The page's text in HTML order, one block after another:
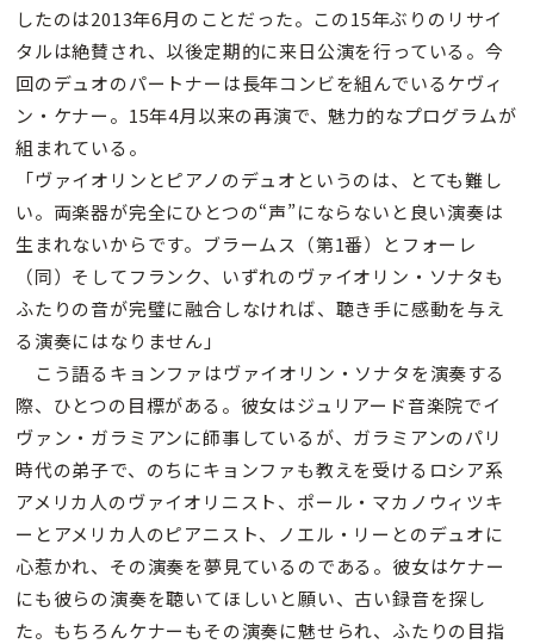
したのは2013年6月のことだった。この15年ぶりのリサイ
タルは絶賛され、以後定期的に来日公演を行っている。今
回のデュオのパートナーは長年コンビを組んでいるケヴィ
ン・ケナー。15年4月以来の再演で、魅力的なプログラムが
組まれている。
「ヴァイオリンとピアノのデュオというのは、とても難し
い。両楽器が完全にひとつの“声”にならないと良い演奏は
生まれないからです。ブラームス（第1番）とフォーレ
（同）そしてフランク、いずれのヴァイオリン・ソナタも
ふたりの音が完璧に融合しなければ、聴き手に感動を与え
る演奏にはなりません」
こう語るキョンファはヴァイオリン・ソナタを演奏する
際、ひとつの目標がある。彼女はジュリアード音楽院でイ
ヴァン・ガラミアンに師事しているが、ガラミアンのパリ
時代の弟子で、のちにキョンファも教えを受けるロシア系
アメリカ人のヴァイオリニスト、ポール・マカノウィツキ
ーとアメリカ人のピアニスト、ノエル・リーとのデュオに
心惹かれ、その演奏を夢見ているのである。彼女はケナー
にも彼らの演奏を聴いてほしいと願い、古い録音を探し
た。もちろんケナーもその演奏に魅せられ、ふたりの目指